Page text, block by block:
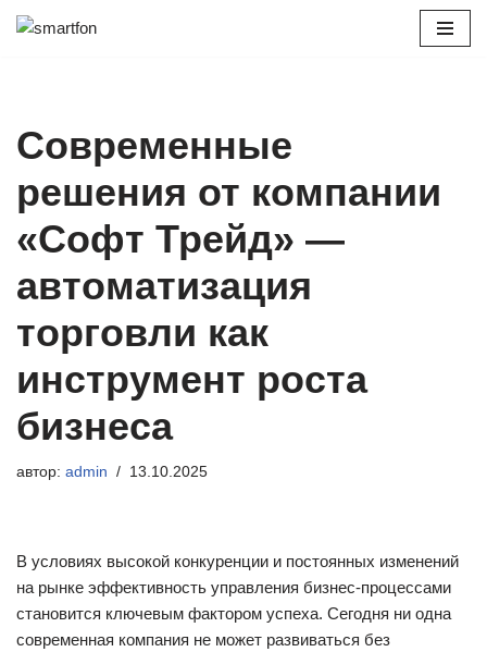
Современные
решения от компании
«Софт Трейд» —
автоматизация
торговли как
инструмент роста
бизнеса
автор: admin 13.10.2025
В условиях высокой конкуренции и постоянных изменений
на рынке эффективность управления бизнес-процессами
становится ключевым фактором успеха. Сегодня ни одна
современная компания не может развиваться без